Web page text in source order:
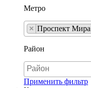
Метро
× Проспект Мира
Район
Применить фильтр